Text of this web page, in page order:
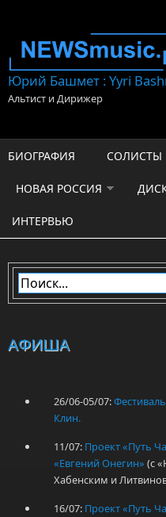
Юрий Башмет : Yyri
Альтист и Дирижер
БИОГРАФИЯ
НОВАЯ РОССИЯ
ИНТЕРВЬЮ
АФИША
26/06-05/07:
Клин.
11/07: Проект «Путь
«Евгений Онегин» (с
Хабенским и
16/07: Проект «Путь